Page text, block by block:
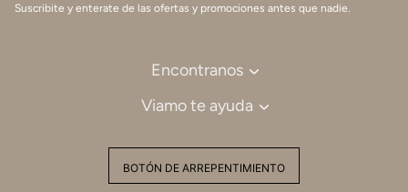
Suscribite y enterate de las ofertas y promociones antes que nadie.
Encontranos
Viamo te ayuda
BOTÓN DE ARREPENTIMIENTO